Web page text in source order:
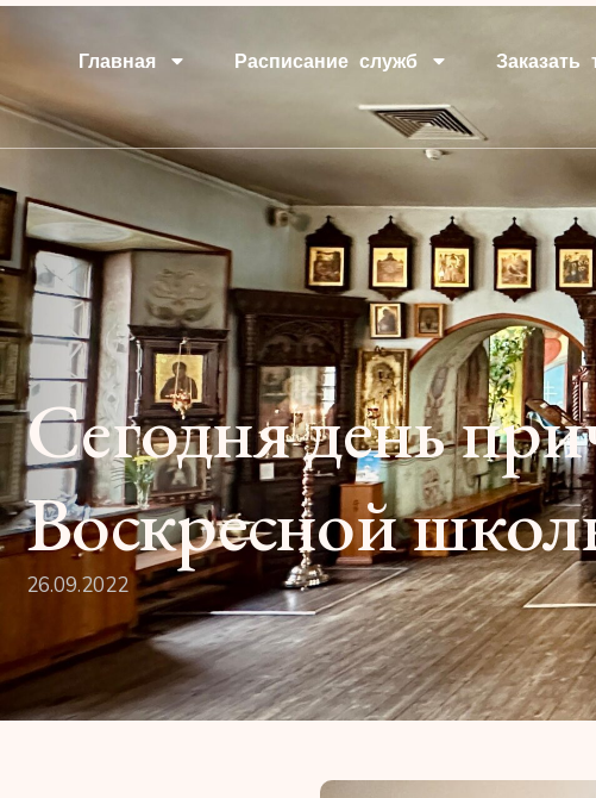
Главная Расписание служб Заказать
Сегодня день
Воскресной
26.09.2022